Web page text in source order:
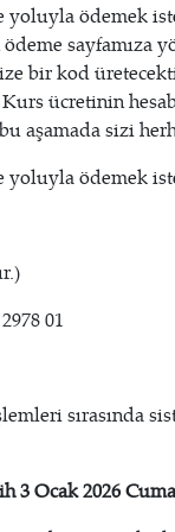
ödemek
ödeme
bir kod
ücretinin
aşamada sizi
ödemek
01
sırasında
Ocak 2026